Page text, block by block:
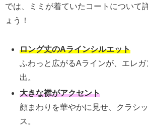
では、ミミが着ていたコートについて
ょう！
ロング丈のAラインシルエット
ふわっと広がるAラインが、エレ
出。
大きな襟がアクセント
顔まわりを華やかに見せ、クラシ
ス。